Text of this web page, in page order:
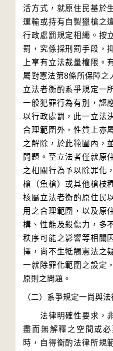
活方式，就原住民基於
運輸或持有自製獵槍之
行政處罰規定相繩。按
罰，究係採刑罰手段，
上享有立法裁量權限。
屬對憲法第8條所保障之
立法者衡酌系爭規定一
一般犯罪行為有別，認
以行政處罰，此一立法
合理範圍外，性質上亦
之解除，於此範圍內，
問題。至立法者僅就原
之相關行為予以除罪化
槍（魚槍）或其他槍枝
核屬立法者衡酌原住民
用之合理範圍，以及原
構、性能及殺傷力，多
秩序可能之影響等相關
擇，尚不生牴觸憲法之
一就除罪化範圍之設定
法律明確性要求，非
盡而無解釋之空間或
時，自得衡酌法律所規